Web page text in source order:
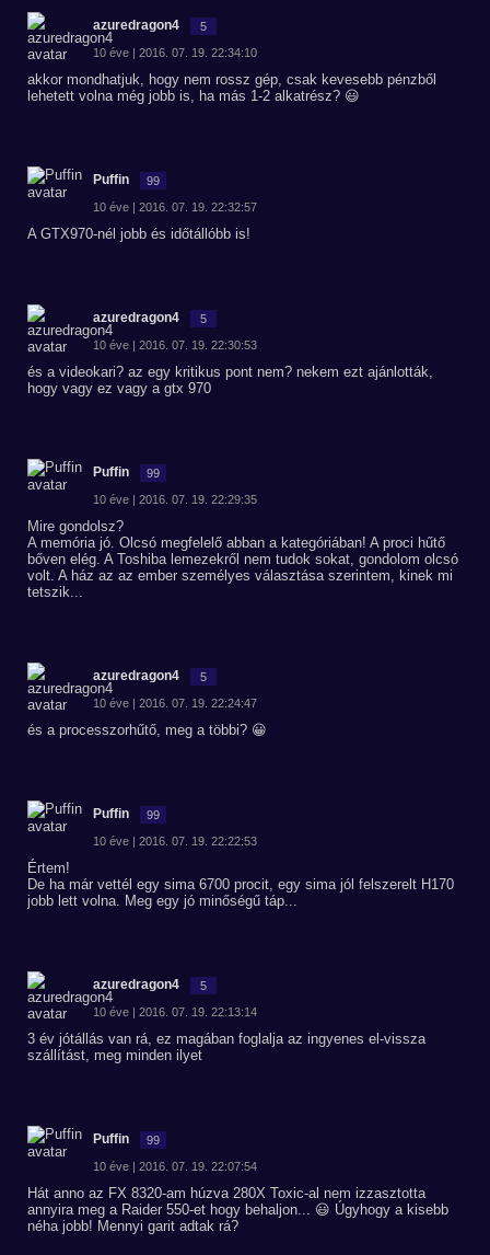
azuredragon4 5
10 éve | 2016. 07. 19. 22:34:10
akkor mondhatjuk, hogy nem rossz gép, csak kevesebb pénzből
lehetett volna még jobb is, ha más 1-2 alkatrész? 😃
Puffin 99
10 éve | 2016. 07. 19. 22:32:57
A GTX970-nél jobb és időtállóbb is!
azuredragon4 5
10 éve | 2016. 07. 19. 22:30:53
és a videokari? az egy kritikus pont nem? nekem ezt ajánlották,
hogy vagy ez vagy a gtx 970
Puffin 99
10 éve | 2016. 07. 19. 22:29:35
Mire gondolsz?
A memória jó. Olcsó megfelelő abban a kategóriában! A proci hűtő
bőven elég. A Toshiba lemezekről nem tudok sokat, gondolom olcsó
volt. A ház az az ember személyes választása szerintem, kinek mi
tetszik...
azuredragon4 5
10 éve | 2016. 07. 19. 22:24:47
és a processzorhűtő, meg a többi? 😀
Puffin 99
10 éve | 2016. 07. 19. 22:22:53
Értem!
De ha már vettél egy sima 6700 procit, egy sima jól felszerelt H170
jobb lett volna. Meg egy jó minőségű táp...
azuredragon4 5
10 éve | 2016. 07. 19. 22:13:14
3 év jótállás van rá, ez magában foglalja az ingyenes el-vissza
szállítást, meg minden ilyet
Puffin 99
10 éve | 2016. 07. 19. 22:07:54
Hát anno az FX 8320-am húzva 280X Toxic-al nem izzasztotta
annyira meg a Raider 550-et hogy behaljon... 😃 Úgyhogy a kisebb
néha jobb! Mennyi garit adtak rá?